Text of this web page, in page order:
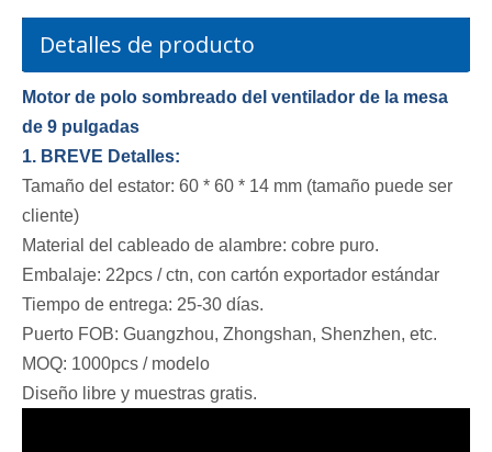
Detalles de producto
Motor de polo sombreado del ventilador de la mesa
de 9 pulgadas
1. BREVE Detalles:
Tamaño del estator: 60 * 60 * 14 mm (tamaño puede ser
cliente)
Material del cableado de alambre: cobre puro.
Embalaje: 22pcs / ctn, con cartón exportador estándar
Tiempo de entrega: 25-30 días.
Puerto FOB: Guangzhou, Zhongshan, Shenzhen, etc.
MOQ: 1000pcs / modelo
Diseño libre y muestras gratis.